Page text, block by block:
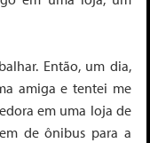
Então, um dia,
amiga e tentei me
em uma loja de
de ônibus para a